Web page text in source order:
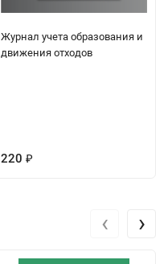
Журнал учета образования и
движения отходов
220 ₽
‹ ›